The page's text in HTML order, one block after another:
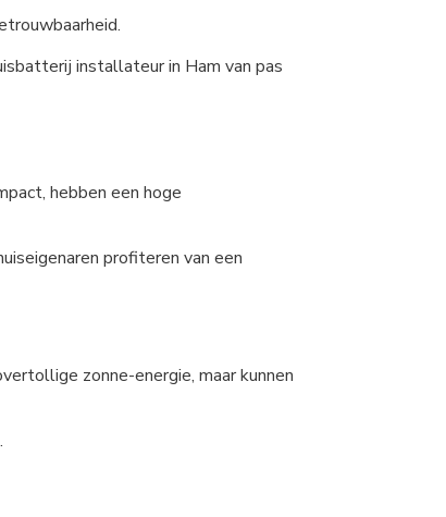
installateur in Ham van pas
hebben een hoge
profiteren van een
zonne-energie, maar kunnen